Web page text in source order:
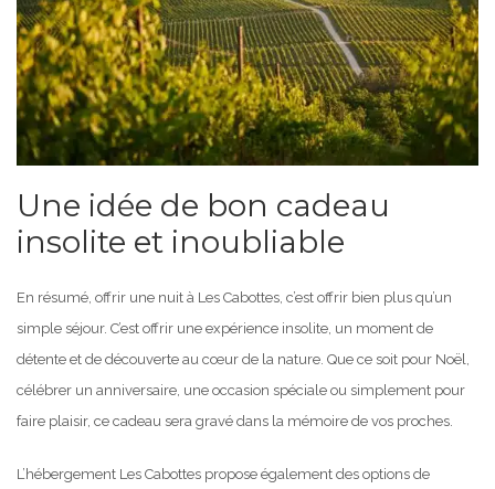
Une idée de bon cadeau
insolite et inoubliable
En résumé, offrir une nuit à Les Cabottes, c’est offrir bien plus qu’un
simple séjour. C’est offrir une expérience insolite, un moment de
détente et de découverte au cœur de la nature. Que ce soit pour Noël,
célébrer un anniversaire, une occasion spéciale ou simplement pour
faire plaisir, ce cadeau sera gravé dans la mémoire de vos proches.
L’hébergement Les Cabottes propose également des options de